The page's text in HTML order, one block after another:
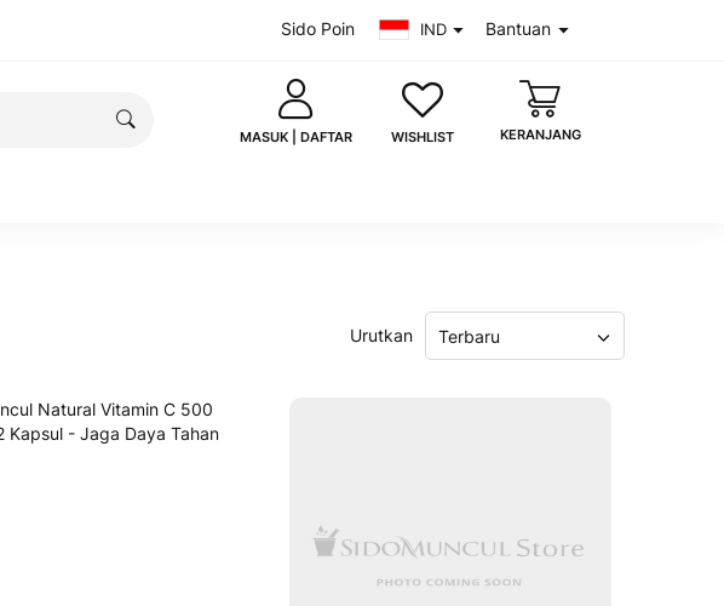
Sido Poin IND Bantuan
MASUK | DAFTAR
Lupa kata sandi?
Belum punya akun?
WISHLIST KERANJANG
Urutkan Terbaru